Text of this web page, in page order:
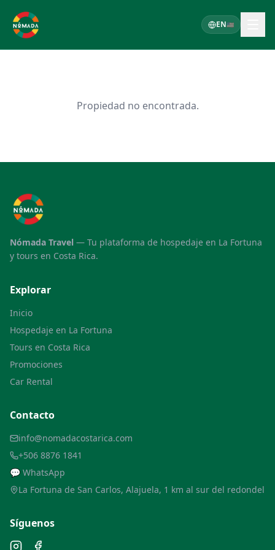
EN🇺🇸
Propiedad no encontrada.
Nómada Travel — Tu plataforma de hospedaje en La Fortuna
y tours en Costa Rica.
Explorar
Inicio
Hospedaje en La Fortuna
Tours en Costa Rica
Promociones
Car Rental
Contacto
info@nomadacostarica.com
+506 8876 1841
💬 WhatsApp
La Fortuna de San Carlos, Alajuela, 1 km al sur del redondel
Síguenos